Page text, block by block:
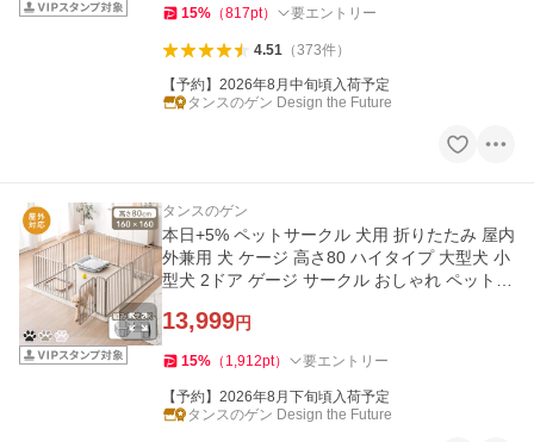
15% （817pt） 要エントリー
4.51（373件）
【予約】2026年8月中旬頃入荷予定
タンスのゲン Design the Future
タンスのゲン
本日+5% ペットサークル 犬用 折りたたみ 屋内
外兼用 犬 ケージ 高さ80 ハイタイプ 大型犬 小
型犬 2ドア ゲージ サークル おしゃれ ペットフ
13,999円
15% （ 1,912pt） 要エントリー
【予約】2026年8月下旬頃入荷予定
タンスのゲン Design the Future